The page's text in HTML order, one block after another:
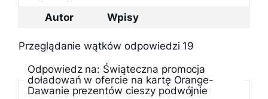
Autor
Wpisy
Przeglądanie wątków odpowiedzi 19
Odpowiedz na: Świąteczna promocja
doładowań w ofercie na kartę Orange-
Dawanie prezentów cieszy podwójnie